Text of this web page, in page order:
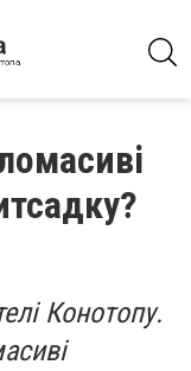
Конотопу.